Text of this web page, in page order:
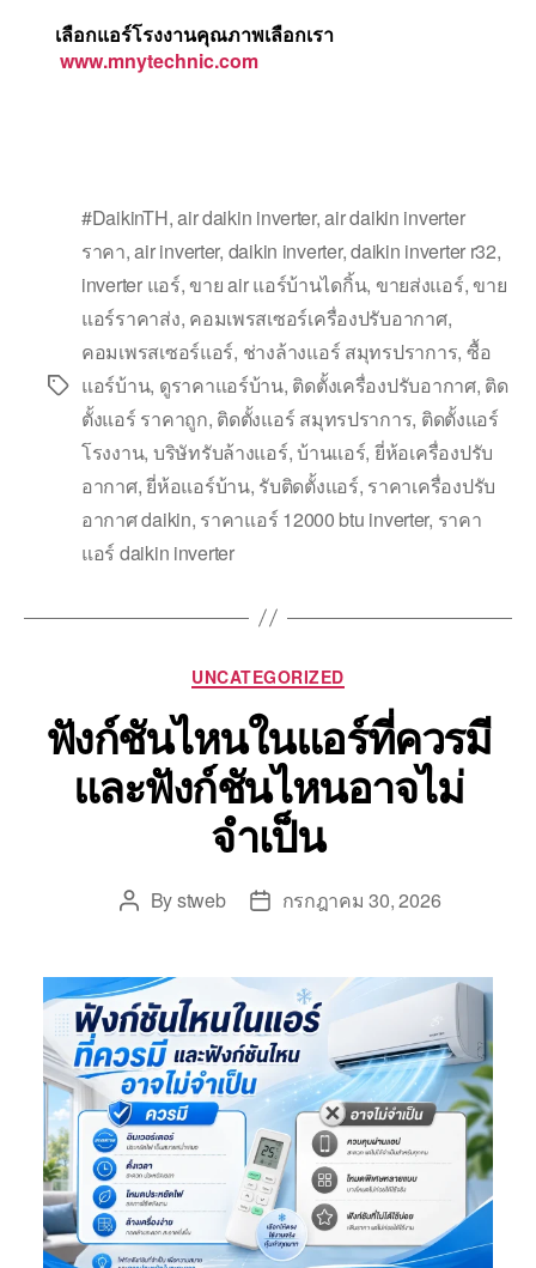
เลือกแอร์โรงงานคุณภาพเลือกเรา
www.mnytechnic.com
#DaikinTH,air daikin inverter,air daikin inverter
ราคา,air inverter, daikin inverter,daikin inverter r32,
inverter แอร์,ขาย air แอร์บ้านไดกิ้น, ขายส่งแอร์,ขาย
แอร์ราคาส่ง, คอมเพรสเซอร์เครื่องปรับอากาศ,
คอมเพรสเซอร์แอร์, ช่างล้างแอร์ สมุทรปราการ, ซื้อ
แอร์บ้าน, ดูราคาแอร์บ้าน, ติดตั้งเครื่องปรับอากาศ, ติด
ตั้งแอร์ ราคาถูก, ติดตั้งแอร์ สมุทรปราการ, ติดตั้งแอร์
โรงงาน, บริษัทรับล้างแอร์,บ้านแอร์, ยี่ห้อเครื่องปรับ
อากาศ,ยี่ห้อแอร์บ้าน, รับติดตั้งแอร์, ราคาเครื่องปรับ
อากาศ daikin, ราคาแอร์ 12000 btu inverter, ราคา
แอร์ daikin inverter
UNCATEGORIZED
ฟังก์ชันไหนในแอร์ที่ควรมี
และฟังก์ชันไหนอาจไม่
จำเป็น
Bystweb กรกฎาคม 30, 2026